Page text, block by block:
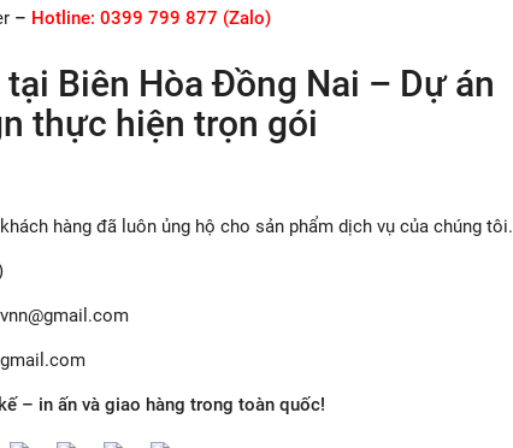
– Hotline: 0399 799 877 (Zalo)
Biên Hòa Đồng Nai – Dự án
thực hiện trọn gói
hàng đã luôn ủng hộ cho sản phẩm dịch vụ của chúng tôi.
– in ấn và giao hàng trong toàn quốc!